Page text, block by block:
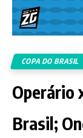
COPA DO BRASIL
Operário
Brasil;